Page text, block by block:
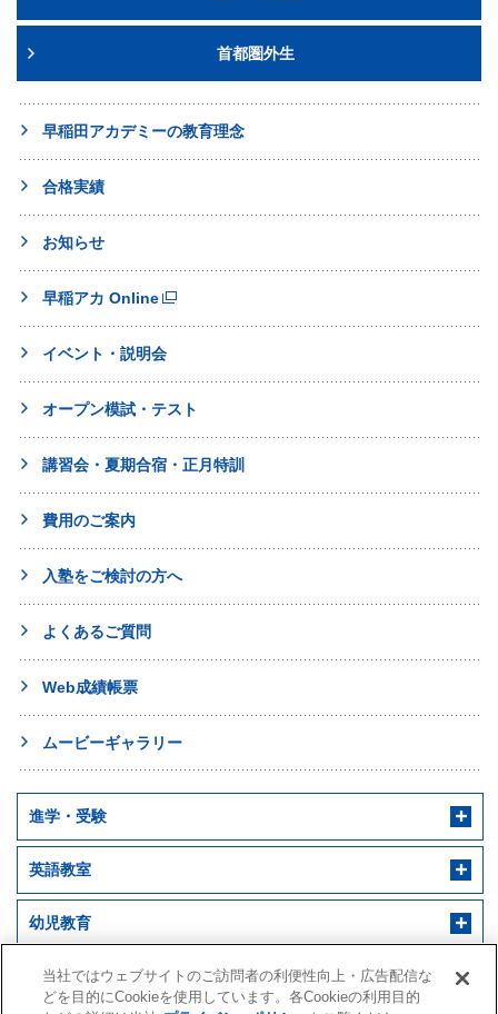
首都圏外生
早稲田アカデミーの教育理念
合格実績
お知らせ
早稲アカ Online
イベント・説明会
オープン模試・テスト
講習会・夏期合宿・正月特訓
費用のご案内
入塾をご検討の方へ
よくあるご質問
Web成績帳票
ムービーギャラリー
進学・受験
英語教室
幼児教育
幼児教室サンキッズ
医学部予備校
当社ではウェブサイトのご訪問者の利便性向上・広告配信な
どを目的にCookieを使用しています。各Cookieの利用目的